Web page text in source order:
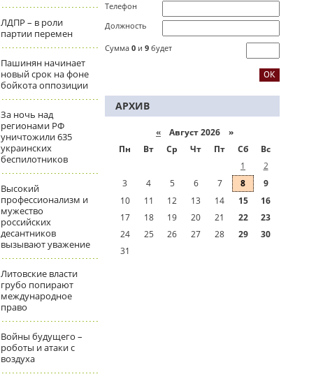
ЛДПР – в роли
партии перемен
Пашинян начинает
новый срок на фоне
бойкота оппозиции
За ночь над
регионами РФ
уничтожили 635
украинских
беспилотников
Высокий
профессионализм и
мужество
российских
десантников
вызывают уважение
Литовские власти
грубо попирают
международное
право
Войны будущего –
роботы и атаки с
воздуха
Телефон
Должность
Сумма 0 и 9 будет
АРХИВ
« Август 2026 »
Пн
Вт Ср Чт Пт Сб
Вс
1
2
3
4 5 6 7 8
9
10
11 12 13 14 15
16
17
18 19 20 21 22
23
24
25 26 27 28 29
30
31